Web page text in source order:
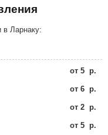
в Ларнаку:
от 5 р.
от 6 р.
от 2 р.
от 5 р.